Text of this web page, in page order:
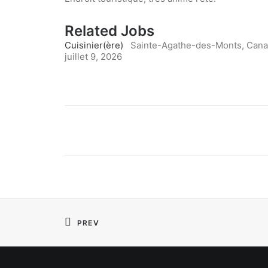
Related Jobs
Cuisinier(ère)
Sainte-Agathe-des-Monts,
juillet 9, 2026
PREV